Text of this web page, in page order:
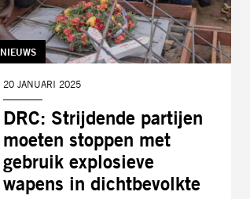
DRC: Strijdende partijen
moeten stoppen met
gebruik explosieve
wapens in dichtbevolkte
TAG:
NIEUWS
DATUM:
20 JANUARI 2025